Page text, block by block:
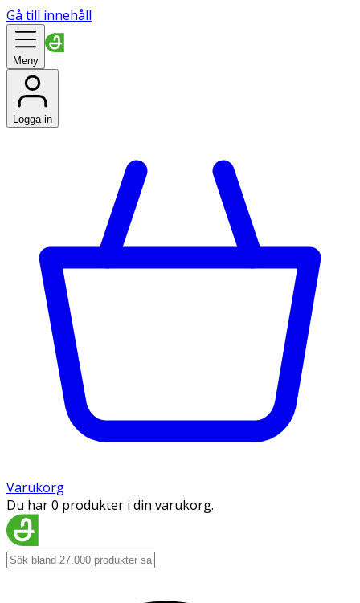
Gå till innehåll
Meny
Logga in
Varukorg
Du har 0 produkter i din varukorg.